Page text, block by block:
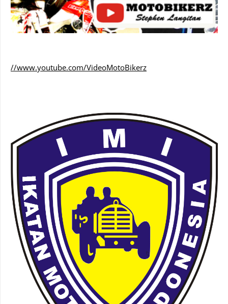
//www.youtube.com/VideoMotoBikerz